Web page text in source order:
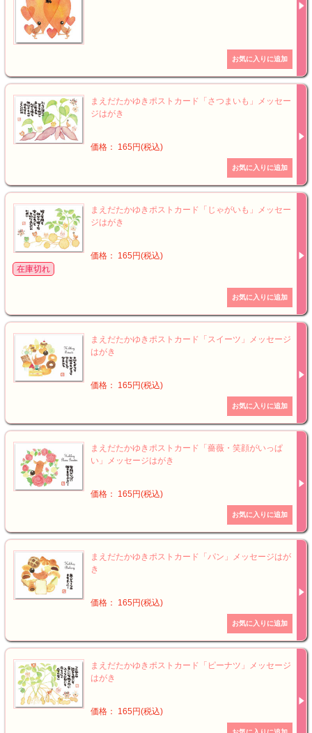
まえだたかゆきポストカード「さつまいも」メッセー
ジはがき
価格： 165円(税込)
まえだたかゆきポストカード「じゃがいも」メッセー
ジはがき
価格： 165円(税込)
在庫切れ
まえだたかゆきポストカード「スイーツ」メッセージ
はがき
価格： 165円(税込)
まえだたかゆきポストカード「薔薇・笑顔がいっぱ
い」メッセージはがき
価格： 165円(税込)
まえだたかゆきポストカード「パン」メッセージはが
き
価格： 165円(税込)
まえだたかゆきポストカード「ピーナツ」メッセージ
はがき
価格： 165円(税込)